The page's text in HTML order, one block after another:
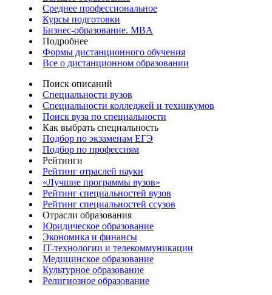
Среднее профессиональное
Курсы подготовки
Бизнес-образование. MBA
Подробнее
Формы дистанционного обучения
Все о дистанционном образовании
Поиск описаний
Специальности вузов
Специальности колледжей и техникумов
Поиск вуза по специальности
Как выбрать специальность
Подбор по экзаменам ЕГЭ
Подбор по профессиям
Рейтинги
Рейтинг отраслей науки
«Лучшие программы вузов»
Рейтинг специальностей вузов
Рейтинг специальностей ссузов
Отрасли образования
Юридическое образование
Экономика и финансы
IT-технологии и телекоммуникации
Медицинское образование
Культурное образование
Религиозное образование